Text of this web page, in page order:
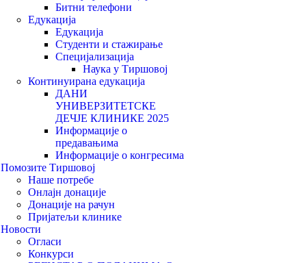
Битни телефони
Едукација
Едукација
Студенти и стажирање
Специјализација
Наука у Тиршовој
Континуирана едукација
ДАНИ
УНИВЕРЗИТЕТСКЕ
ДЕЧЈЕ КЛИНИКЕ 2025
Информације о
предавањима
Информације о конгресима
Помозите Тиршовој
Наше потребе
Онлајн донације
Донације на рачун
Пријатељи клинике
Новости
Огласи
Конкурси